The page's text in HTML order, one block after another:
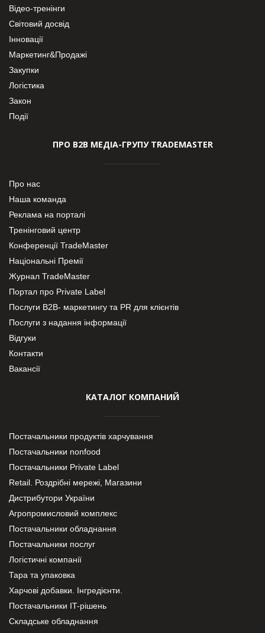
Відео-тренінги
Світовий досвід
Інновації
Маркетинг&Продажі
Закупки
Логістика
Закон
Події
ПРО В2В МЕДІА-ГРУПУ TRADEMASTER
Про нас
Наша команда
Реклама на порталі
Тренінговий центр
Конференції TradeMaster
Національні Премії
Журнал TradeMaster
Портал про Private Label
Послуги В2В- маркетингу та PR для клієнтів
Послуги з надання інформації
Відгуки
Контакти
Вакансії
КАТАЛОГ КОМПАНИЙ
Постачальники продуктів харчування
Постачальники nonfood
Постачальники Private Label
Retail. Роздрібні мережі, Магазини
Дистрибутори України
Агропромисловий комплекс
Постачальники обладнання
Постачальники послуг
Логістичні компанії
Тара та упаковка
Харчові добавки. Інгредієнти.
Постачальники IT-рішень
Складське обладнання